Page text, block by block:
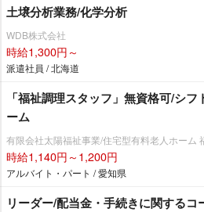
土壌分析業務/化学分析
WDB株式会社
時給1,300円～
派遣社員 / 北海道
「福祉調理スタッフ」無資格可/シ
ーム
有限会社太陽福祉事業/住宅型有料老人ホーム
時給1,140円～1,200円
アルバイト・パート / 愛知県
リーダー/配当金・手続きに関する